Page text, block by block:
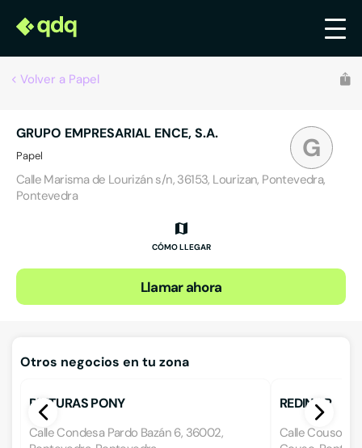
Volver a Papel
G
GRUPO EMPRESARIAL ENCE, S.A.
Papel
Calle Marisma de Lourizán s/n, 36153, Lourizan, Pontevedra,
Pontevedra
CÓMO LLEGAR
Llamar ahora
Otros negocios en tu zona
PINTURAS PONY
Calle Condesa Pardo Bazán 6, 36002,
REDINOR
Calle Couso s/